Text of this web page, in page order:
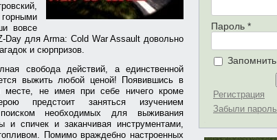
вовсе
Day для Arma: Cold War Assault довольно
и сюрпризов.
свобода действий, а единственной
выжить любой ценой! Появившись в
месте, не имея при себе ничего кроме
предстоит заняться изучением
необходимых для выживания
и спичек и заканчивая инструментами,
Помимо враждебно настроенных
Пароль *
Запомнить
Регистрация
Забыли